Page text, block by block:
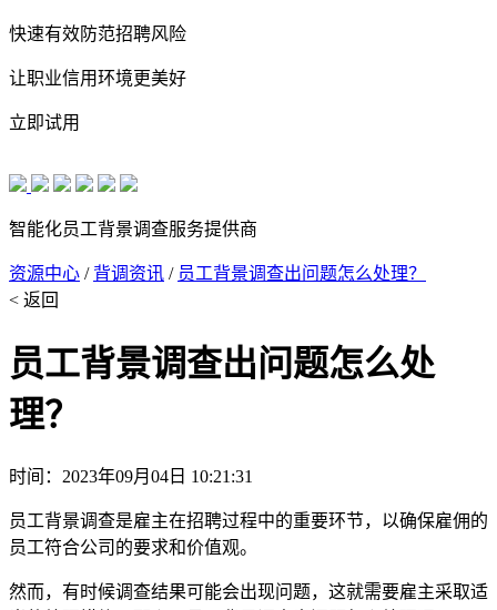
快速有效防范招聘风险
让职业信用环境更美好
立即试用
智能化员工背景调查服务提供商
资源中心 / 背调资讯 / 员工背景调查出问题怎么处理？
< 返回
员工背景调查出问题怎么处
理？
时间：2023年09月04日 10:21:31
员工背景调查是雇主在招聘过程中的重要环节，以确保雇佣的
员工符合公司的要求和价值观。
然而，有时候调查结果可能会出现问题，这就需要雇主采取适